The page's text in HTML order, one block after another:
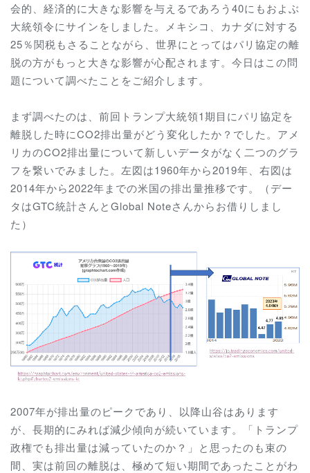
会的、経済的に大きな影響を与えるであろう 40にもおよぶ
大統領令にサインをしました。メキシコ、カナダに対する
25％関税もさることながら、世界にとってはパリ協定の離
脱の方がもっと大きな影響が心配されます。今日はこの問
題について調べたことをご紹介します。
まず調べたのは、前回トランプ大統領1期目にパリ協定を
離脱した時にCO2排出量がどう変化したか？でした。アメ
リカのCO2排出量について新しいデータがなく二つのグラ
フを繋いでみました。左図は1960年から2019年、右図は
2014年から2022年までの米国の排出量推移です。（デー
タはGTC統計さんとGlobal Noteさんからお借りしまし
た）
2007年が排出量のピークであり、以降山谷はあります
が、長期的にみれば減少傾向が続いています。「トランプ
政権でも排出量は減っていたのか？」と思ったのも束の
間、実は前回の離脱は、極めて短い期間であったことがわ